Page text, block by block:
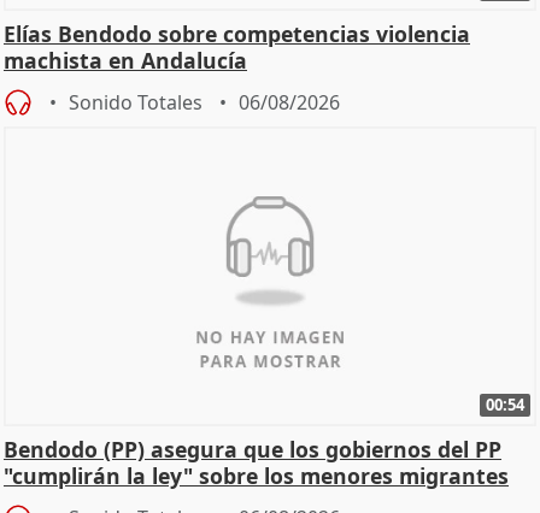
Elías Bendodo sobre competencias violencia
machista en Andalucía
Sonido Totales 06/08/2026
00:54
Bendodo (PP) asegura que los gobiernos del PP
"cumplirán la ley" sobre los menores migrantes